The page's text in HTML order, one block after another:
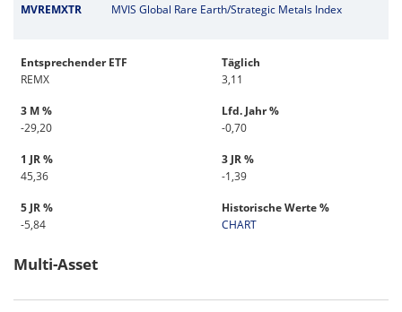
MVREMXTR MVIS Global Rare Earth/Strategic Metals Index
Entsprechender ETF
REMX
Täglich
3,11
3 M %
-29,20
Lfd. Jahr %
-0,70
1 JR %
45,36
3 JR %
-1,39
5 JR %
-5,84
Historische Werte %
CHART
Multi-Asset